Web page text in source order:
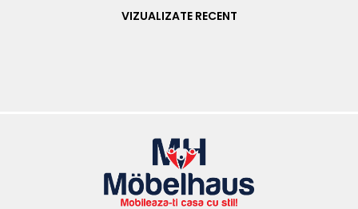
VIZUALIZATE RECENT